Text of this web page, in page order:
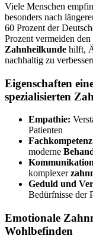
Viele Menschen
besonders nach
60 Prozent der
Prozent vermeiden
Zahnheilkunde hilft,
nachhaltig zu
Eigenschaften
spezialisierten
Empathie:
Patienten
moderne
komplexer
Geduld und
Bedürfnisse der
Emotionale
Wohlbefinden